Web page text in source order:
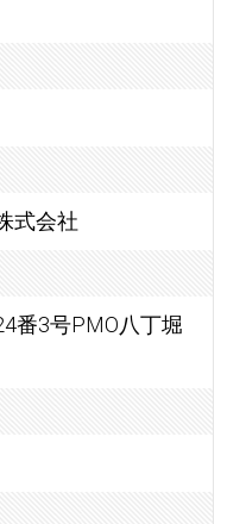
式会社
番3号PMO八丁堀